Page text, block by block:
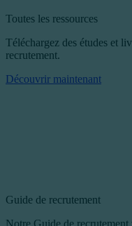
Toutes les ressources
Téléchargez des études et
recrutement.
Découvrir maintenant
Guide de recrutement